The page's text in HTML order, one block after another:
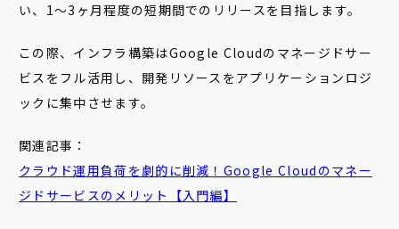
い、1〜3ヶ月程度の短期間でのリリースを目指します。
この際、インフラ構築はGoogle Cloudのマネージドサー
ビスをフル活用し、開発リソースをアプリケーションロジ
ックに集中させます。
関連記事：
クラウド運用負荷を劇的に削減！Google Cloudのマネー
ジドサービスのメリット【入門編】